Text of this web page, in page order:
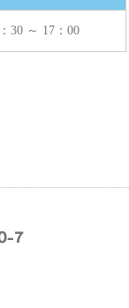
30 ～ 17：00